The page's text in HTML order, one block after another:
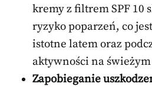
kremy z filtrem SPF 10
ryzyko poparzeń, co
istotne latem oraz
aktywności na
Zapobieganie